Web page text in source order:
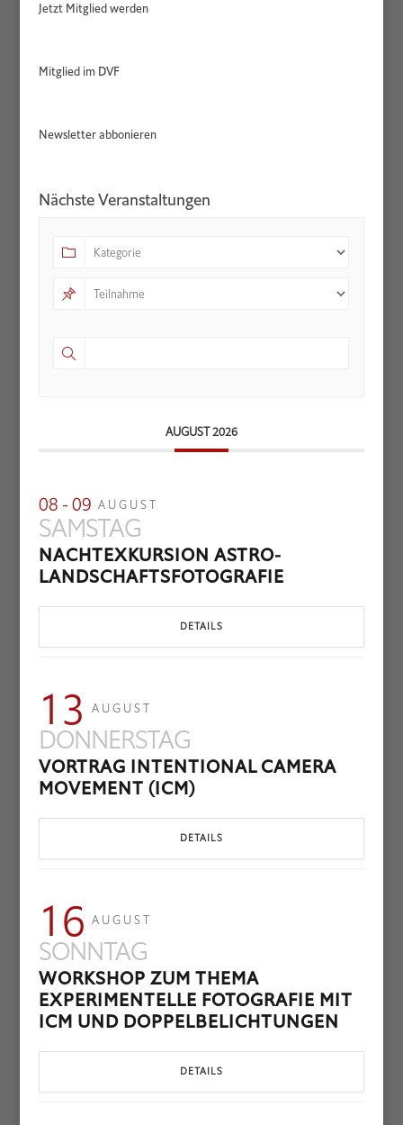
Jetzt Mitglied werden
Mitglied im DVF
Newsletter abbonieren
Nächste Veranstaltungen
AUGUST 2026
08 - 09 AUGUST
SAMSTAG
NACHTEXKURSION ASTRO-
LANDSCHAFTSFOTOGRAFIE
DETAILS
13 AUGUST
DONNERSTAG
VORTRAG INTENTIONAL CAMERA
MOVEMENT (ICM)
DETAILS
16 AUGUST
SONNTAG
WORKSHOP ZUM THEMA
EXPERIMENTELLE FOTOGRAFIE MIT
ICM UND DOPPELBELICHTUNGEN
DETAILS